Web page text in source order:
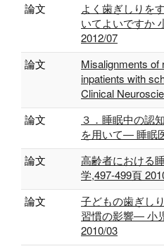
論文
よく歯ぎしりを
いてよいですか
2012/07
論文
Misalignments
inpatients with
Clinical
論文
３．睡眠中の認
を用いて― 睡眠
論文
高齢者における
学,497-499頁
論文
子どもの歯ぎし
習慣の影響― 小
2010/03